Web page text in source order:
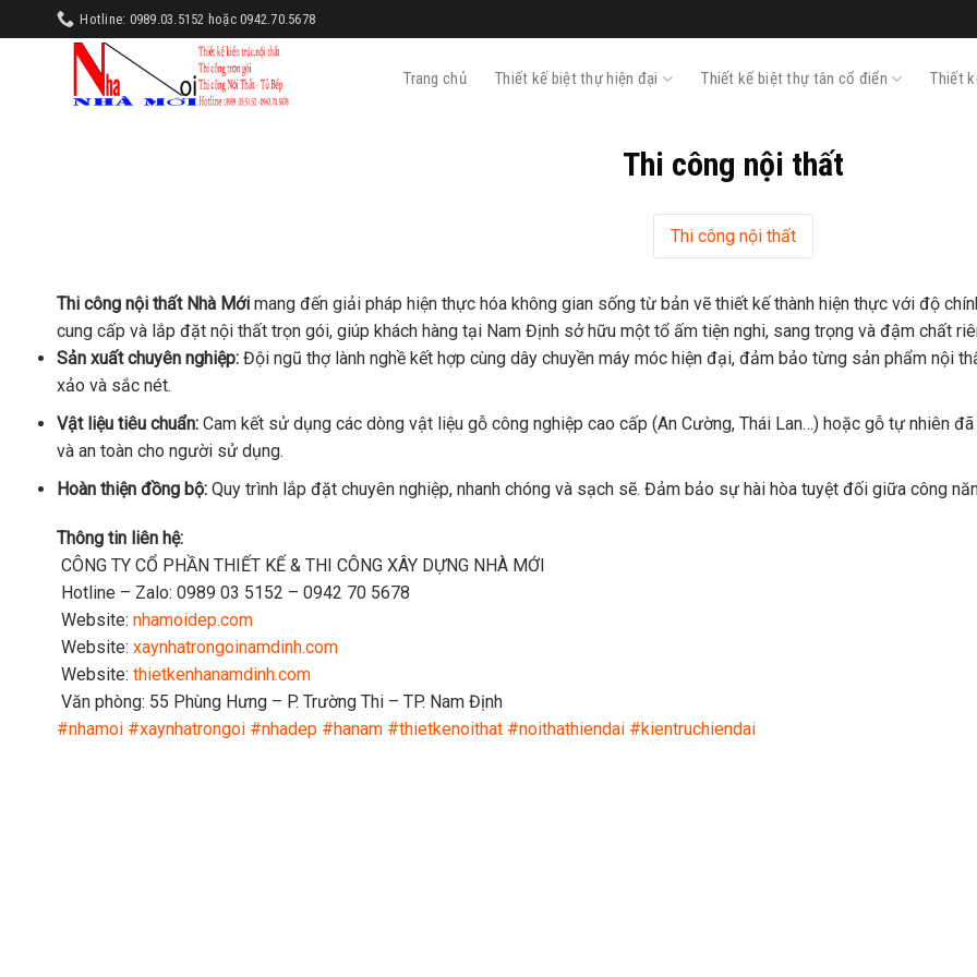
to
Hotline: 0989.03.5152 hoặc 0942.70.5678
Trang chủ Thiết kế biệt thự hiện đại Thiết kế biệt thự tân cổ điển Thiết
Thi công nội thất
Thi công nội thất
Thi công nội thất Nhà Mới mang đến giải pháp hiện thực hóa không gian sống từ bản vẽ thiết kế thành hiện thực với độ
cung cấp và lắp đặt nội thất trọn gói, giúp khách hàng tại Nam Định sở hữu một tổ ấm tiện nghi, sang trọng và đậm chất
Sản xuất chuyên nghiệp: Đội ngũ thợ lành nghề kết hợp cùng dây chuyền máy móc hiện đại, đảm bảo từng sản phẩm nội
xảo và sắc nét.
Vật liệu tiêu chuẩn: Cam kết sử dụng các dòng vật liệu gỗ công nghiệp cao cấp (An Cường, Thái Lan…) hoặc gỗ tự nhiên
và an toàn cho người sử dụng.
Hoàn thiện đồng bộ: Quy trình lắp đặt chuyên nghiệp, nhanh chóng và sạch sẽ. Đảm bảo sự hài hòa tuyệt đối giữa công
Thông tin liên hệ:
CÔNG TY CỔ PHẦN THIẾT KẾ & THI CÔNG XÂY DỰNG NHÀ MỚI
Hotline – Zalo: 0989 03 5152 – 0942 70 5678
Website: nhamoidep.com
Website: xaynhatrongoinamdinh.com
Website: thietkenhanamdinh.com
Văn phòng: 55 Phùng Hưng – P. Trường Thi – TP. Nam Định
#nhamoi #xaynhatrongoi #nhadep #hanam #thietkenoithat #noithathiendai #kientruchiendai